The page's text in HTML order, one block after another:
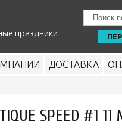
праздники
ДОСТАВКА
SPEED #1